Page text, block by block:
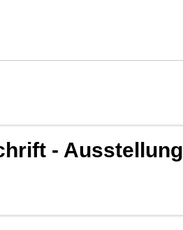
- Ausstellung